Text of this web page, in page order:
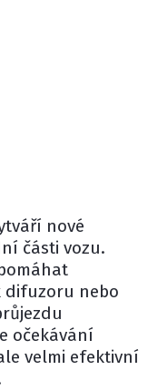
nové
části vozu.
difuzoru nebo
očekávání
velmi efektivní